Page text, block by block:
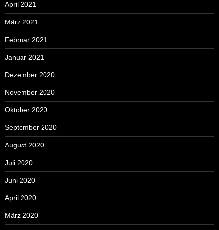
April 2021
März 2021
Februar 2021
Januar 2021
Dezember 2020
November 2020
Oktober 2020
September 2020
August 2020
Juli 2020
Juni 2020
April 2020
März 2020